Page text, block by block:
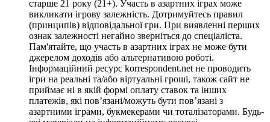
старше 21 року (21+). Участь в азартних іграх може
викликати ігрову залежність. Дотримуйтесь правил
(принципів) відповідальної гри. При виявленні перших
ознак залежності негайно зверніться до спеціаліста.
Пам'ятайте, що участь в азартних іграх не може бути
джерелом доходів або альтернативою роботі.
Інформаційний ресурс korrespondent.net не проводить
ігри на реальні та/або віртуальні гроші, також сайт не
приймає ні в якій формі оплату ставок та інших
платежів, які пов’язані/можуть бути пов’язані з
азартними іграми, букмекерами чи тоталізаторами. Будь-